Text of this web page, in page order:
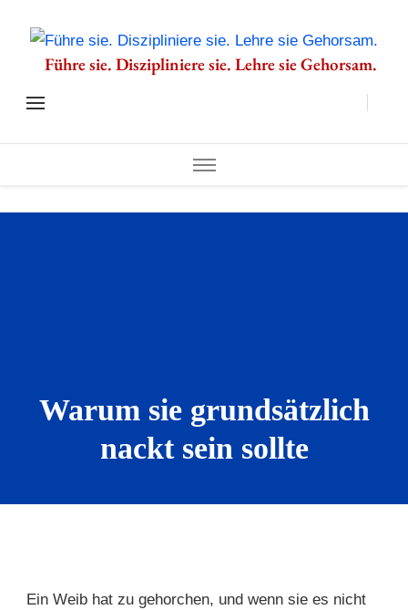
Führe sie. Diszipliniere sie. Lehre sie Gehorsam.
Warum sie grundsätzlich
nackt sein sollte
Ein Weib hat zu gehorchen, und wenn sie es nicht